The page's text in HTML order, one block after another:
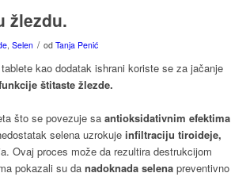
žlezdu.
, Selen / od Tanja Penić
kao dodatak ishrani koriste se za jačanje
štitaste žlezde.
što se povezuje sa antioksidativnim efektima
selena uzrokuje inﬁltraciju tiroideje,
Ovaj proces može da rezultira destrukcijom
pokazali su da nadoknada selena preventivno